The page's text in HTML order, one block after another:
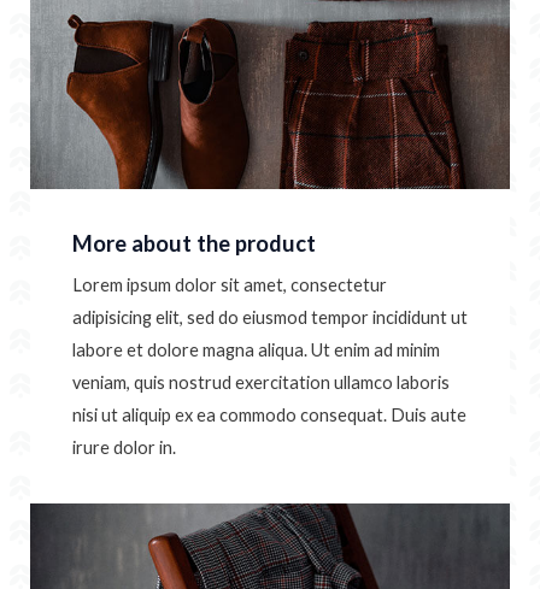
More about the product
Lorem ipsum dolor sit amet, consectetur
adipisicing elit, sed do eiusmod tempor incididunt ut
labore et dolore magna aliqua. Ut enim ad minim
veniam, quis nostrud exercitation ullamco laboris
nisi ut aliquip ex ea commodo consequat. Duis aute
irure dolor in.